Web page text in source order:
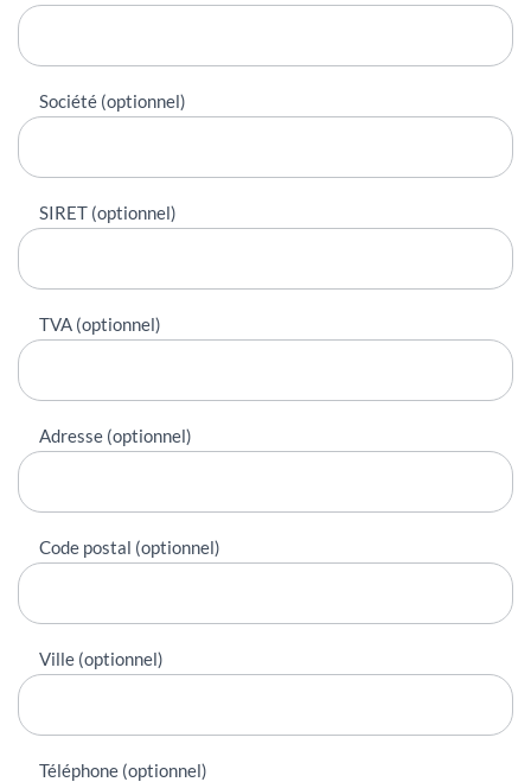
Société (optionnel)
SIRET (optionnel)
TVA (optionnel)
Adresse (optionnel)
Code postal (optionnel)
Ville (optionnel)
Téléphone (optionnel)